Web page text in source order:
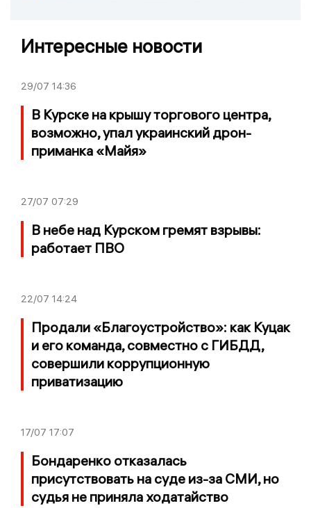
Интересные новости
29/07 14:36
В Курске на крышу торгового центра,
возможно, упал украинский дрон-
приманка «Майя»
27/07 07:29
В небе над Курском гремят взрывы:
работает ПВО
22/07 14:24
Продали «Благоустройство»: как Куцак
и его команда, совместно с ГИБДД,
совершили коррупционную
приватизацию
17/07 17:07
Бондаренко отказалась
присутствовать на суде из-за СМИ, но
судья не приняла ходатайство